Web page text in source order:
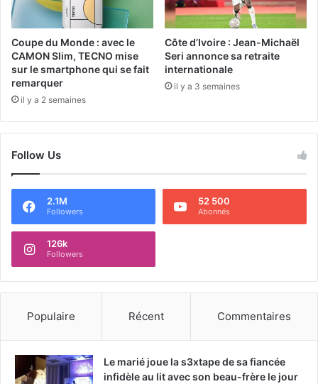
Coupe du Monde : avec le
CAMON Slim, TECNO mise
sur le smartphone qui se fait
remarquer
il y a 2 semaines
Côte d’Ivoire : Jean-Michaël
Seri annonce sa retraite
internationale
il y a 3 semaines
Follow Us
2.1M
Followers
52 500
Abonnés
126k
Followers
Populaire Récent Commentaires
Le marié joue la s3xtape de sa fiancée
infidèle au lit avec son beau-frère le jour